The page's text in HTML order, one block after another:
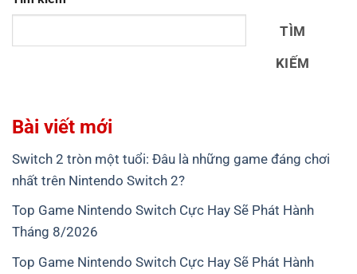
TÌM
KIẾM
Bài viết mới
Switch 2 tròn một tuổi: Đâu là những game đáng chơi
nhất trên Nintendo Switch 2?
Top Game Nintendo Switch Cực Hay Sẽ Phát Hành
Tháng 8/2026
Top Game Nintendo Switch Cực Hay Sẽ Phát Hành